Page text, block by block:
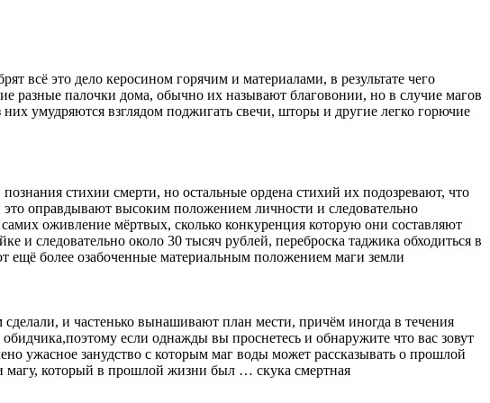
всё это дело керосином горячим и материалами, в результате чего
разные палочки дома, обычно их называют благовонии, но в случие магов
умудряются взглядом поджигать свечи, шторы и другие легко горючие
стихии смерти, но остальные ордена стихий их подозревают, что
оправдывают высоким положением личности и следовательно
оживление мёртвых, сколько конкуренция которую они составляют
и следовательно около 30 тысяч рублей, переброска таджика обходиться в
ещё более озабоченные материальным положением маги земли
и частенько вынашивают план мести, причём иногда в течения
если однажды вы проснетесь и обнаружите что вас зовут
ужасное занудство с которым маг воды может рассказывать о прошлой
магу, который в прошлой жизни был … скука смертная